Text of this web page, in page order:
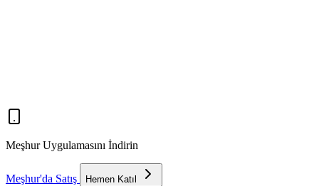
Meşhur Uygulamasını İndirin
Meşhur'da Satış Hemen Katıl